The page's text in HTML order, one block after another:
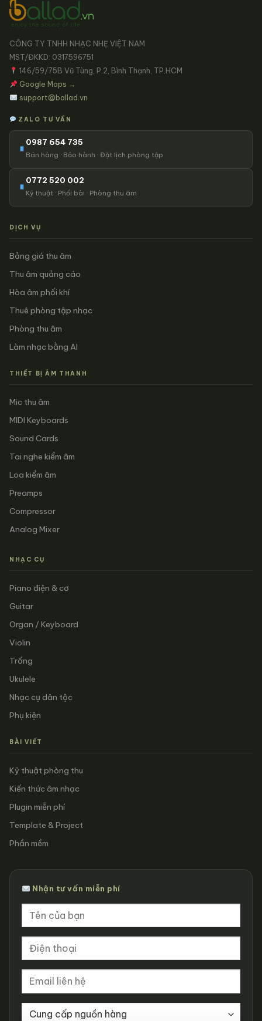
CÔNG TY TNHH NHẠC NHẸ VIỆT NAM
MST/ĐKKD: 0317596751
146/59/75B Vũ Tùng, P.2, Bình Thạnh, TP.HCM
Google Maps →
support@ballad.vn
ZALO TƯ VẤN
0987 654 735
Bán hàng · Bảo hành · Đặt lịch phòng tập
0772 520 002
Kỹ thuật · Phối bài · Phòng thu âm
DỊCH VỤ
Bảng giá thu âm
Thu âm quảng cáo
Hòa âm phối khí
Thuê phòng tập nhạc
Phòng thu âm
Làm nhạc bằng AI
THIẾT BỊ ÂM THANH
Mic thu âm
MIDI Keyboards
Sound Cards
Tai nghe kiểm âm
Loa kiểm âm
Preamps
Compressor
Analog Mixer
NHẠC CỤ
Piano điện & cơ
Guitar
Organ / Keyboard
Violin
Trống
Ukulele
Nhạc cụ dân tộc
Phụ kiện
BÀI VIẾT
Kỹ thuật phòng thu
Kiến thức âm nhạc
Plugin miễn phí
Template & Project
Phần mềm
Nhận tư vấn miễn phí